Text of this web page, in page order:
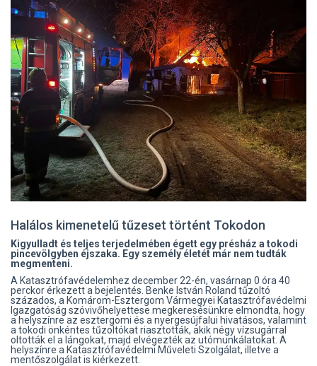
Halálos kimenetelű tűzeset történt Tokodon
Kigyulladt és teljes terjedelmében égett egy présház a tokodi
pincevölgyben éjszaka. Egy személy életét már nem tudták
megmenteni.
A Katasztrófavédelemhez december 22-én, vasárnap 0 óra 40
perckor érkezett a bejelentés. Benke István Roland tűzoltó
százados, a Komárom-Esztergom Vármegyei Katasztrófavédelmi
Igazgatóság szóvivőhelyettese megkeresésünkre elmondta, hogy
a helyszínre az esztergomi és a nyergesújfalui hivatásos, valamint
a tokodi önkéntes tűzoltókat riasztották, akik négy vízsugárral
oltották el a lángokat, majd elvégezték az utómunkálatokat. A
helyszínre a Katasztrófavédelmi Műveleti Szolgálat, illetve a
mentőszolgálat is kiérkezett.